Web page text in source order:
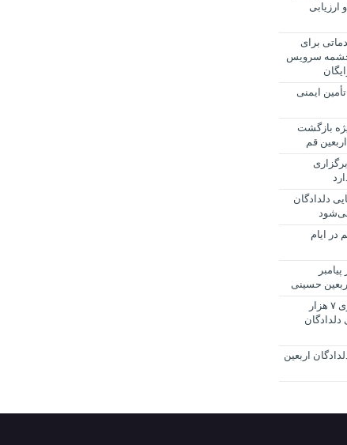
برای
دلدادگان حسینی؛ از ۵۰۰ چشمه سرویس
برای تأمین ایمنی
بازگشت
قم
دلدادگان
ایام
حسینی
فضاسازی گسترده شهری و آماده‌سازی ۷ هزار
اربعین